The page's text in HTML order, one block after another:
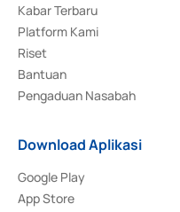
Kabar Terbaru
Platform Kami
Riset
Bantuan
Pengaduan Nasabah
Download Aplikasi
Google Play
App Store